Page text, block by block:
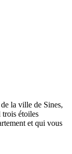
la ville de Sines,
trois étoiles
et qui vous